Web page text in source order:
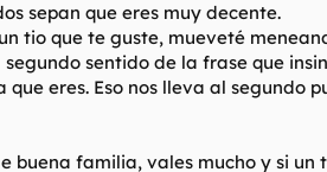
sepan que eres muy decente.
tio que te guste, mueveté
sentido de la frase que
eres. Eso nos lleva al segundo
buena familia, vales mucho y si